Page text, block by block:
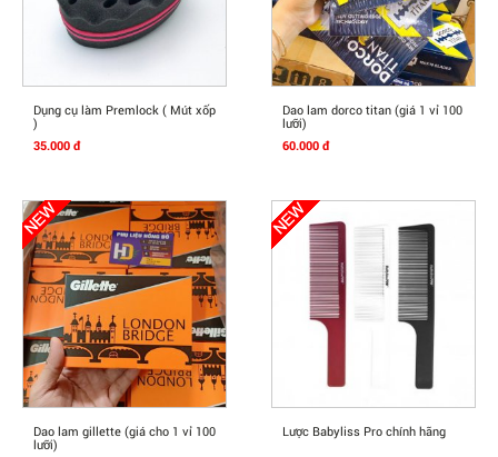
Mua Ngay
Dụng cụ làm Premlock ( Mút xốp
)
35.000 đ
Mua Ngay
Dao lam dorco titan (giá 1 vỉ 100
lưỡi)
60.000 đ
Mua Ngay
Dao lam gillette (giá cho 1 vỉ 100
lưỡi)
Mua Ngay
Lược Babyliss Pro chính hãng